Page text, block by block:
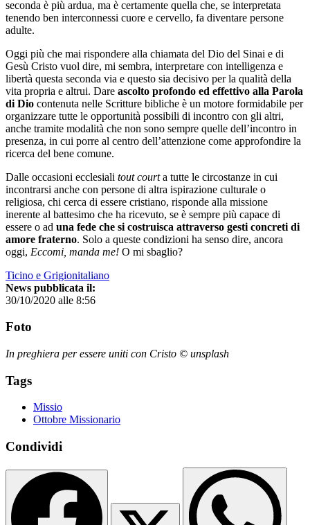
seconda è più ardua, ma è certamente quella che, se interpretata
tenendo ben interconnessi cuore e cervello, fa diventare persone
adulte.
Oggi più che mai rispondere alla chiamata del Dio del Sinai e di
Gesù Cristo vuol dire, mi sembra, interpretare con intelligenza e
libertà questa seconda via e questo sia decisivo per la qualità della
vita propria e altrui. Dare ascolto profondo ed effettivo alla Parola
di Dio contenuta nelle Scritture bibliche è un motore formidabile per
organizzare tutte le opportunità possibili di incontro con gli altri,
anche tramite modalità che non sono sempre quelle dell’incontro in
presenza, in cui porre al centro dell’attenzione come approfondire la
ricerca del bene comune.
Dalle occasioni ecclesiali tout courta tutte le circostanze in cui
incontrarsi anche con persone di altra ispirazione culturale o
religiosa, chi cerca di essere cristiano, risponde alla missione
inerente al battesimo che ha ricevuto, se è sempre più capace di
essere o ad una fede che si costruisca attraverso gesti concreti di
amore fraterno. Solo a queste condizioni ha senso dire, ancora
oggi, Eccomi, manda me! O mi sbaglio?
Ticino e Grigionitaliano
News pubblicata il:
30/10/2020 alle 8:56
Foto
In preghiera per essere uniti con Cristo © unsplash
Tags
Missio
Ottobre Missionario
Condividi